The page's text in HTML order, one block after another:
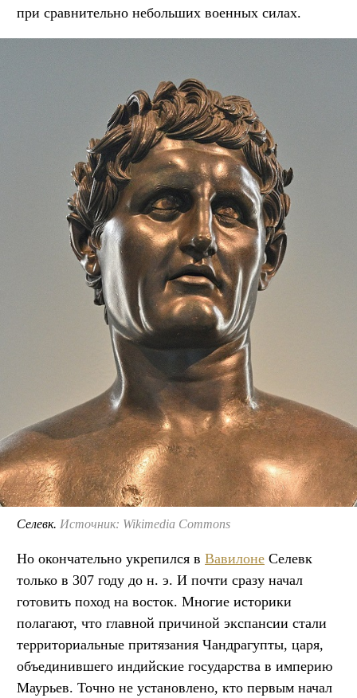
при сравнительно небольших военных силах.
Селевк. Источник: Wikimedia Commons
Но окончательно укрепился в Вавилоне Селевк
только в 307 году до н. э. И почти сразу начал
готовить поход на восток. Многие историки
полагают, что главной причиной экспансии стали
территориальные притязания Чандрагупты, царя,
объединившего индийские государства в империю
Маурьев. Точно не установлено, кто первым начал